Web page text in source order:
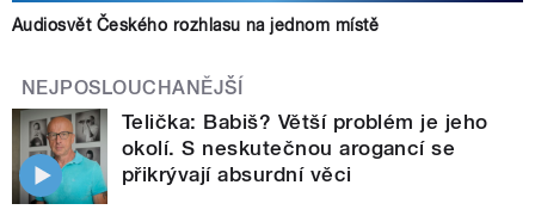
Audiosvět Českého rozhlasu na jednom místě
NEJPOSLOUCHANĚJŠÍ
Telička: Babiš? Větší problém je jeho
okolí. S neskutečnou arogancí se
přikrývají absurdní věci